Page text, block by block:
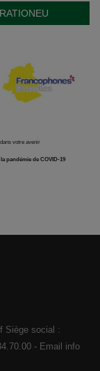
votre avenir
pandémie de COVID-19
Siège social :
- Email info